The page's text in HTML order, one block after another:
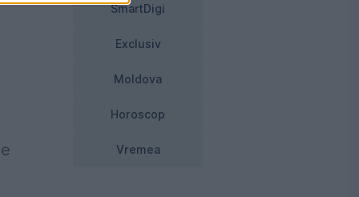
SmartDigi
Exclusiv
Moldova
Horoscop
Vremea